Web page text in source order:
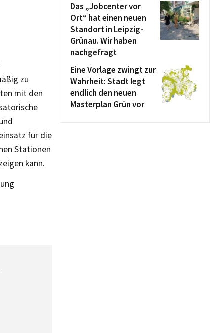
zu
mit den
für die
Stationen
kann.
Das „Jobcenter vor
Ort“ hat einen neuen
Standort in Leipzig-
Grünau. Wir haben
nachgefragt
Eine Vorlage zwingt zur
Wahrheit: Stadt legt
endlich den neuen
Masterplan Grün vor